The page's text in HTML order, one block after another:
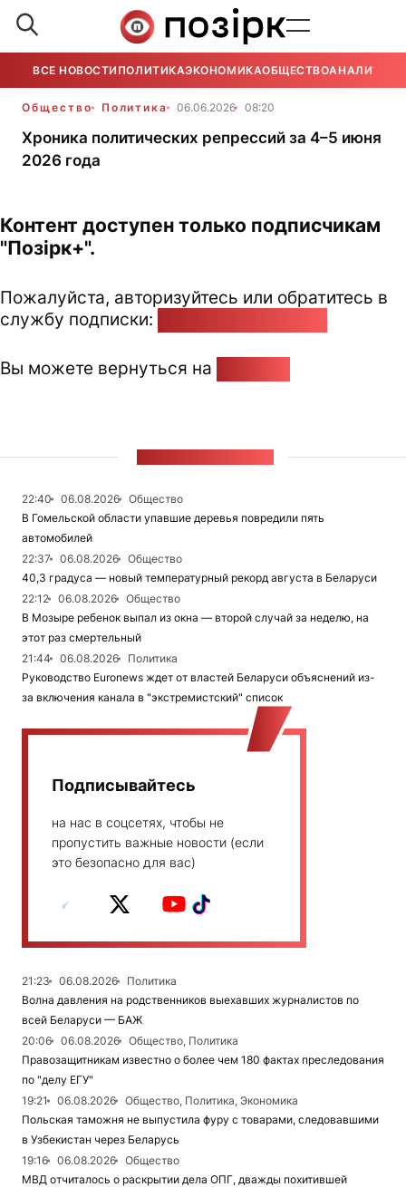
ВСЕ НОВОСТИ ПОЛИТИКАЭКОНОМИКАОБЩЕСТВОАНАЛИТИКА
Общество Политика 06.06.2026 08:20
Хроника политических репрессий за 4–5 июня
2026 года
Контент доступен только подписчикам
"Позірк+".
Пожалуйста, авторизуйтесь или обратитесь в
службу подписки:
Вы можете вернуться на
22:40 06.08.2026
Общество
В Гомельской области упавшие деревья повредили пять
автомобилей
22:37
06.08.2026
Общество
40,3 градуса — новый температурный рекорд августа в Беларуси
22:12
06.08.2026
Общество
В Мозыре ребенок выпал из окна — второй случай за неделю, на
этот раз смертельный
21:44
06.08.2026
Политика
Руководство Euronews ждет от властей Беларуси объяснений из-
за включения канала в "экстремистский" список
Подписывайтесь
на нас в соцсетях, чтобы не
пропустить важные новости (если
это безопасно для вас)
21:23 06.08.2026
Политика
Волна давления на родственников выехавших журналистов по
всей Беларуси — БАЖ
20:06
06.08.2026
Общество, Политика
Правозащитникам известно о более чем 180 фактах преследования
по "делу ЕГУ"
19:21
06.08.2026
Общество, Политика, Экономика
Польская таможня не выпустила фуру с товарами, следовавшими
в Узбекистан через Беларусь
19:16
06.08.2026
Общество
МВД отчиталось о раскрытии дела ОПГ, дважды похитившей